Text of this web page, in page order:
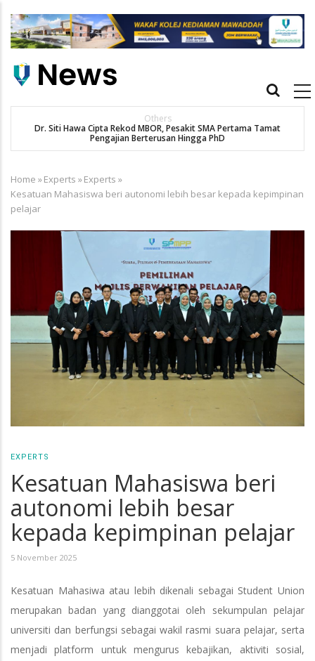
main
Main
Others
Dr. Siti Hawa Cipta Rekod MBOR, Pesakit SMA Pertama Tamat
Pengajian Berterusan Hingga PhD
Breadcrumb
Home »Experts »Experts »
Kesatuan Mahasiswa beri autonomi lebih besar kepada kepimpinan
pelajar
EXPERTS
Kesatuan Mahasiswa beri
autonomi lebih besar
kepada kepimpinan pelajar
5 November 2025
Kesatuan Mahasiwa atau lebih dikenali sebagai Student Union
merupakan badan yang dianggotai oleh sekumpulan pelajar
universiti dan berfungsi sebagai wakil rasmi suara pelajar, serta
menjadi platform untuk mengurus kebajikan, aktiviti sosial,